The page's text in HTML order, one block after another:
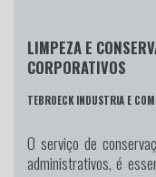
LIMPEZA E
CORPORATIVOS
TEBROECK INDUSTRIA E
O serviço de
administrativos, é